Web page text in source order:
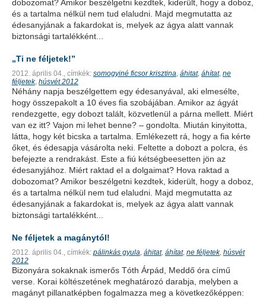
dobozomat? Amikor beszélgetni kezdtek, kiderült, hogy a doboz,
és a tartalma nélkül nem tud elaludni. Majd megmutatta az
édesanyjának a fakardokat is, melyek az ágya alatt vannak
biztonsági tartalékként...
„Ti ne féljetek!”
2012. április 04., címkék: somogyiné ficsor krisztina áhitat, áhítat, ne
féljetek, húsvét 2012
Néhány napja beszélgettem egy édesanyával, aki elmesélte,
hogy összepakolt a 10 éves fia szobájában. Amikor az ágyát
rendezgette, egy dobozt talált, közvetlenül a párna mellett. Miért
van ez itt? Vajon mi lehet benne? – gondolta. Miután kinyitotta,
látta, hogy két bicska a tartalma. Emlékezett rá, hogy a fia kérte
őket, és édesapja vásárolta neki. Feltette a dobozt a polcra, és
befejezte a rendrakást. Este a fiú kétségbeesetten jön az
édesanyjához. Miért raktad el a dolgaimat? Hova raktad a
dobozomat? Amikor beszélgetni kezdtek, kiderült, hogy a doboz,
és a tartalma nélkül nem tud elaludni. Majd megmutatta az
édesanyjának a fakardokat is, melyek az ágya alatt vannak
biztonsági tartalékként...
Ne féljetek a magánytól!
2012. április 04., címkék: pálinkás gyula áhitat, áhítat, ne féljetek, húsvét
2012
Bizonyára sokaknak ismerős Tóth Árpád, Meddő óra című
verse. Korai költészetének meghatározó darabja, melyben a
magányt pillanatképben fogalmazza meg a következőképpen: